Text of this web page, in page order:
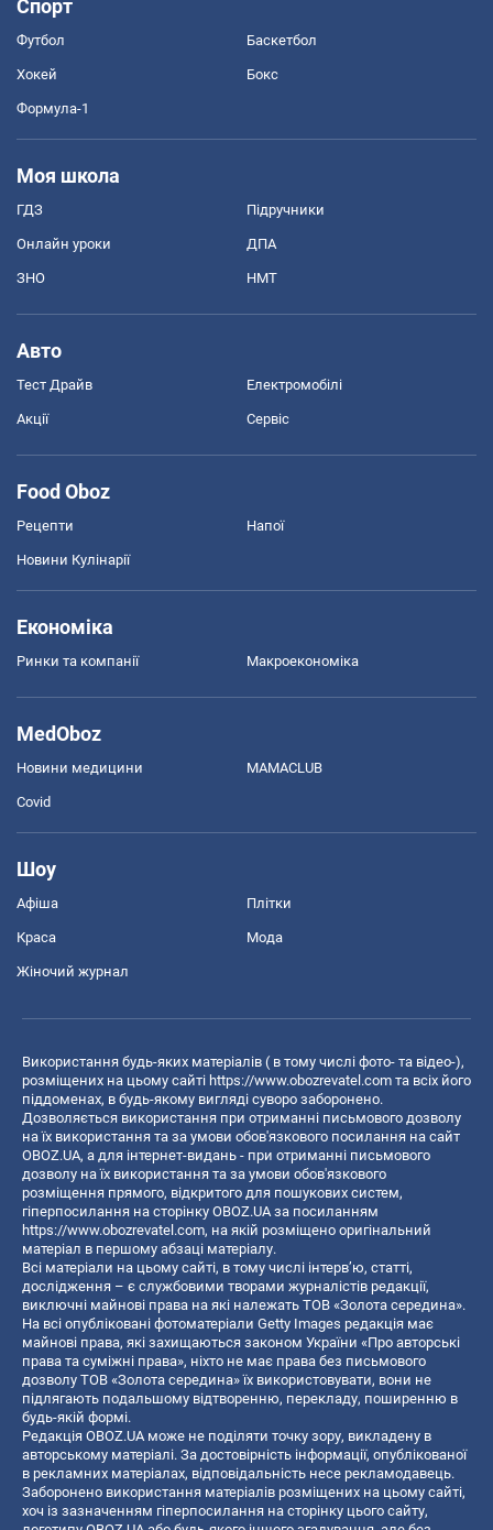
Спорт
Футбол Баскетбол
Хокей Бокс
Формула-1
Моя школа
ГДЗ Підручники
Онлайн уроки ДПА
ЗНО НМТ
Авто
Тест Драйв Електромобілі
Акції Сервіс
Food Oboz
Рецепти Напої
Новини Кулінарії
Економіка
Ринки та компанії Макроекономіка
MedOboz
Новини медицини MAMACLUB
Covid
Шоу
Афіша Плітки
Краса Мода
Жіночий журнал
Використання будь-яких матеріалів ( в тому числі фото- та відео-),
розміщених на цьому сайті https://www.obozrevatel.com та всіх його
піддоменах, в будь-якому вигляді суворо заборонено.
Дозволяється використання при отриманні письмового дозволу
на їх використання та за умови обов'язкового посилання на сайт
OBOZ.UA, а для інтернет-видань - при отриманні письмового
дозволу на їх використання та за умови обов'язкового
розміщення прямого, відкритого для пошукових систем,
гіперпосилання на сторінку OBOZ.UA за посиланням
https://www.obozrevatel.com, на якій розміщено оригінальний
матеріал в першому абзаці матеріалу.
Всі матеріали на цьому сайті, в тому числі інтерв’ю, статті,
дослідження – є службовими творами журналістів редакції,
виключні майнові права на які належать ТОВ «Золота середина».
На всі опубліковані фотоматеріали Getty Images редакція має
майнові права, які захищаються законом України «Про авторські
права та суміжні права», ніхто не має права без письмового
дозволу ТОВ «Золота середина» їх використовувати, вони не
підлягають подальшому відтворенню, перекладу, поширенню в
будь-якій формі.
Редакція OBOZ.UA може не поділяти точку зору, викладену в
авторському матеріалі. За достовірність інформації, опублікованої
в рекламних матеріалах, відповідальність несе рекламодавець.
Заборонено використання матеріалів розміщених на цьому сайті,
хоч із зазначенням гіперпосилання на сторінку цього сайту,